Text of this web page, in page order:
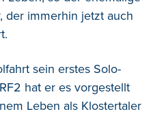
der immerhin jetzt auch
sein erstes Solo-
hat er es vorgestellt
Leben als Klostertaler